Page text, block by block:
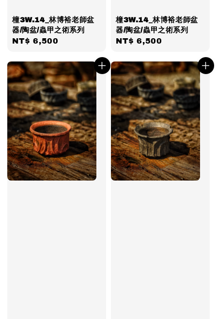
橦3W.14_林博裕老師盆
器/陶盆/蟲甲之術系列
Regular
NT$ 6,500
橦3W.14_林博裕老師盆
器/陶盆/蟲甲之術系列
Regular
NT$ 6,500